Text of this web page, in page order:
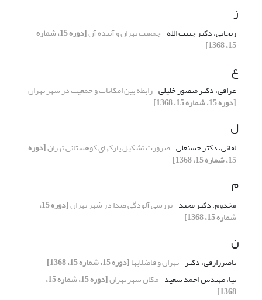
ز
زنجانی، دکتر جبیب الله جمعیت تهران و آینده آن [دوره 15، شماره
15، 1368]
ع
عراقی، دکتر منصور خلیلی رابطه بین امکانات و جمعیت در شهر تهران
[دوره 15، شماره 15، 1368]
ل
لقائی، دکتر حسنعلی ضرورت تشکیل پارکهای کوهستانی تهران[دوره
15، شماره 15، 1368]
م
مخدوم، دکتر مجید بررسی آلودگی صدا در شهر تهران [دوره 15،
شماره 15، 1368]
ن
ناصررازقی، دکتر تهران و فاضلابها[دوره 15، شماره 15، 1368]
نیا، مهندس احمد سعید مکان شهر تهران [دوره 15، شماره 15،
1368]